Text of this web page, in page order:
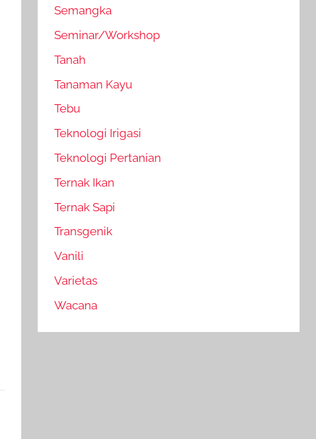
Semangka
Seminar/Workshop
Tanah
Tanaman Kayu
Tebu
Teknologi Irigasi
Teknologi Pertanian
Ternak Ikan
Ternak Sapi
Transgenik
Vanili
Varietas
Wacana